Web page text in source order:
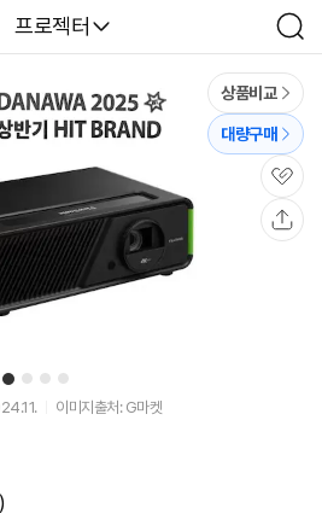
다나와
프로젝터
검
색
1 2 3 4
튜
상품비교
대량구매
관
심
이미지출처: G마켓